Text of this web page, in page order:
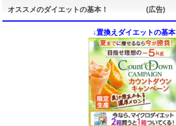
オススメのダイエットの基本！ (広告)
↓置換えダイエットの基本